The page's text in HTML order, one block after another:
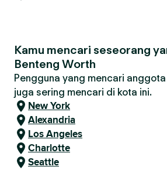
Kamu mencari seseorang
Benteng Worth
Pengguna yang mencari
juga sering mencari di kota ini.
New York
Alexandria
Los Angeles
Charlotte
Seattle